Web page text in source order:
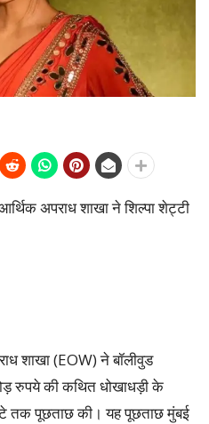
अपराध शाखा ने शिल्पा शेट्टी
शाखा (EOW) ने बॉलीवुड
रुपये की कथित धोखाधड़ी के
तक पूछताछ की। यह पूछताछ मुंबई